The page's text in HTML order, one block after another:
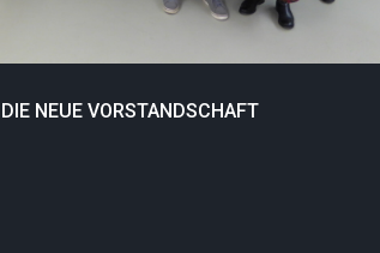
DIE NEUE VORSTANDSCHAFT